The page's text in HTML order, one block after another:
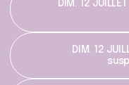
DIM. 12
DIM. 12